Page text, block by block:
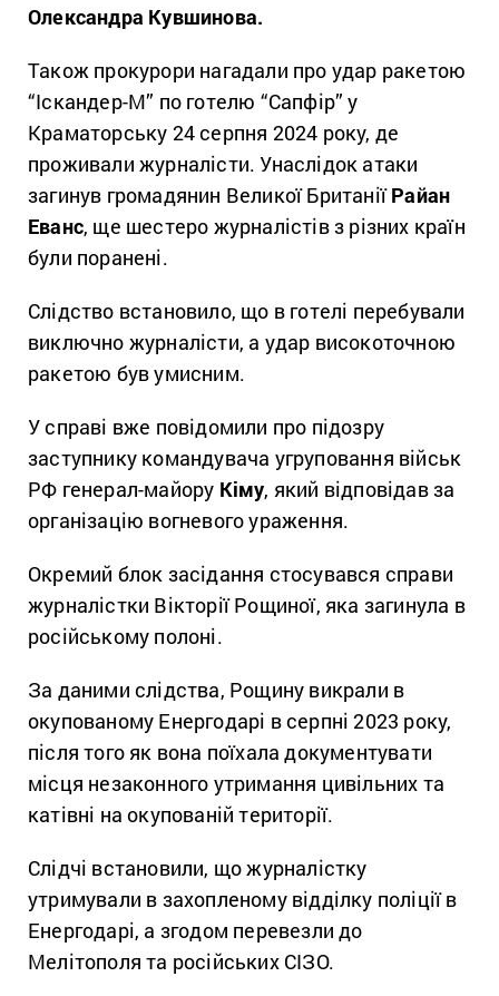
Олександра Кувшинова.
Також прокурори нагадали про удар ракетою
“Іскандер-М” по готелю “Сапфір” у
Краматорську 24 серпня 2024 року, де
проживали журналісти. Унаслідок атаки
загинув громадянин Великої БританіїРайан
Еванс, ще шестеро журналістів з різних країн
були поранені.
Слідство встановило, що в готелі перебували
виключно журналісти, а удар високоточною
ракетою був умисним.
У справі вже повідомили про підозру
заступнику командувача угруповання військ
РФ генерал-майору Кіму, який відповідав за
організацію вогневого ураження.
Окремий блок засідання стосувався справи
журналістки Вікторії Рощиної, яка загинула в
російському полоні.
За даними слідства, Рощину викрали в
окупованому Енергодарі в серпні 2023 року,
після того як вона поїхала документувати
місця незаконного утримання цивільних та
катівні на окупованій території.
Слідчі встановили, що журналістку
утримували в захопленому відділку поліції в
Енергодарі, а згодом перевезли до
Мелітополя та російських СІЗО.